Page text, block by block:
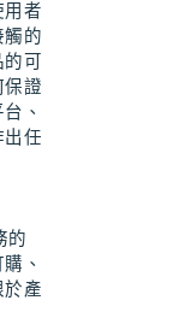
用者
觸的
可
保證
、
出任
的
、
於產